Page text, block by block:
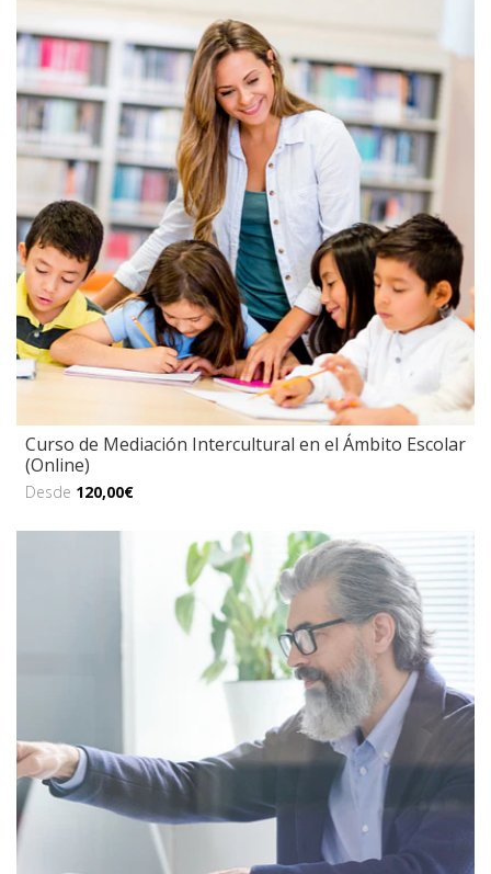
Curso de Mediación Intercultural en el Ámbito Escolar
(Online)
Desde 120,00€